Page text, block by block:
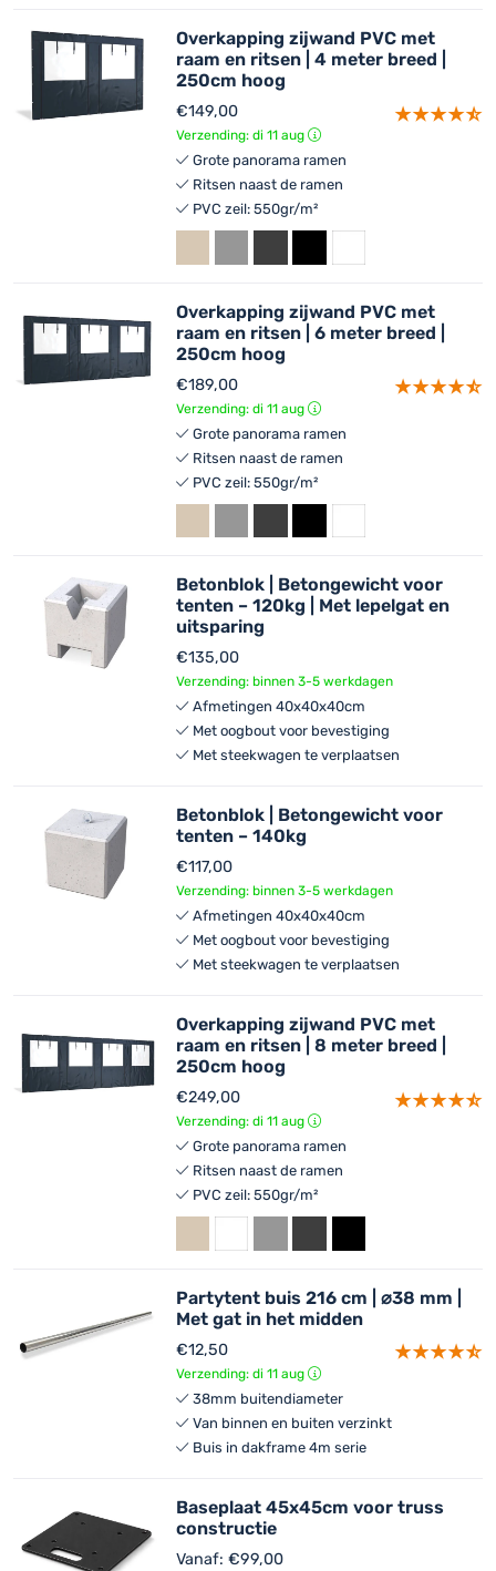
Overkapping zijwand PVC met
raam en ritsen | 4 meter breed |
250cm hoog
€149,00
Verzending: di 11 aug
Grote panorama ramen
Ritsen naast de ramen
PVC zeil: 550gr/m²
Overkapping zijwand PVC met
raam en ritsen | 6 meter breed |
250cm hoog
€189,00
Verzending: di 11 aug
Grote panorama ramen
Ritsen naast de ramen
PVC zeil: 550gr/m²
Betonblok | Betongewicht voor
tenten – 120kg | Met lepelgat en
uitsparing
€135,00
Verzending: binnen 3-5 werkdagen
Afmetingen 40x40x40cm
Met oogbout voor bevestiging
Met steekwagen te verplaatsen
Betonblok | Betongewicht voor
tenten – 140kg
€117,00
Verzending: binnen 3-5 werkdagen
Afmetingen 40x40x40cm
Met oogbout voor bevestiging
Met steekwagen te verplaatsen
Overkapping zijwand PVC met
raam en ritsen | 8 meter breed |
250cm hoog
€249,00
Verzending: di 11 aug
Grote panorama ramen
Ritsen naast de ramen
PVC zeil: 550gr/m²
Partytent buis 216 cm | ⌀38 mm |
Met gat in het midden
€12,50
Verzending: di 11 aug
38mm buitendiameter
Van binnen en buiten verzinkt
Buis in dakframe 4m serie
Baseplaat 45x45cm voor truss
constructie
Vanaf: €99,00